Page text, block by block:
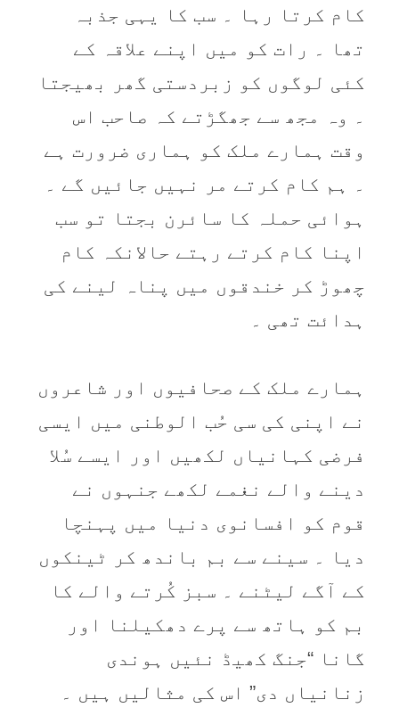
کام کرتا رہا ۔ سب کا یہی جذبہ
تھا ۔ رات کو میں اپنے علاقہ کے
کئی لوگوں کو زبردستی گھر بھیجتا
۔ وہ مجھ سے جھگڑتے کہ صاحب اس
وقت ہمارے ملک کو ہماری ضرورت ہے
۔ ہم کام کرتے مر نہیں جائیں گے ۔
ہوائی حملہ کا سائرن بجتا تو سب
اپنا کام کرتے رہتے حالانکہ کام
چھوڑ کر خندقوں میں پناہ لینے کی
ہدائت تھی ۔
ہمارے ملک کے صحافیوں اور شاعروں
نے اپنی کی سی حُب الوطنی میں ایسی
فرضی کہانیاں لکھیں اور ایسے سُلا
دینے والے نغمے لکھے جنہوں نے
قوم کو افسانوی دنیا میں پہنچا
دیا ۔ سینے سے بم باندھ کر ٹینکوں
کے آگے لیٹنے ۔ سبز کُرتے والے کا
بم کو ہاتھ سے پرے دھکیلنا اور
گانا “جنگ کھیڈ نئیں ہوندی
زنانیاں دی” اس کی مثالیں ہیں ۔